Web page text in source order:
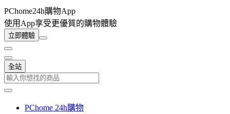
PChome24h購物App
使用App享受更優質的購物體驗
立即體驗
全站
PChome 24h購物